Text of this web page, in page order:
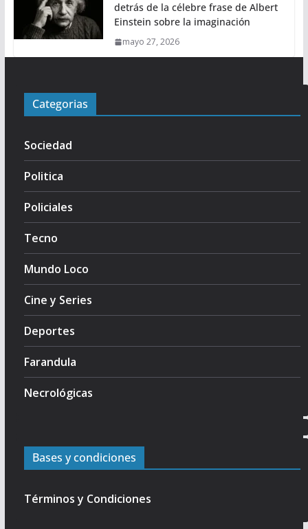
detrás de la célebre frase de Albert
Einstein sobre la imaginación
mayo 27, 2026
Categorias
Sociedad
Politica
Policiales
Tecno
Mundo Loco
Cine y Series
Deportes
Farandula
Necrológicas
Bases y condiciones
Términos y Condiciones